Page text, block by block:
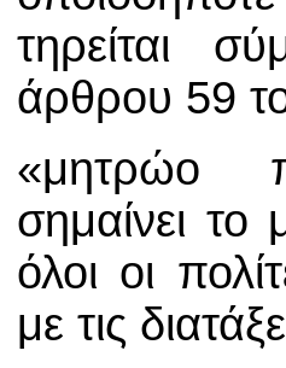
τηρείται
άρθρου 59
«μητρώο
σημαίνει
όλοι οι
με τις